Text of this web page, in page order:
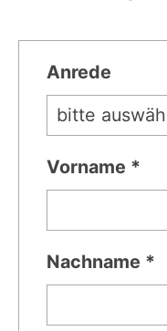
Anrede
Vorname *
Nachname *